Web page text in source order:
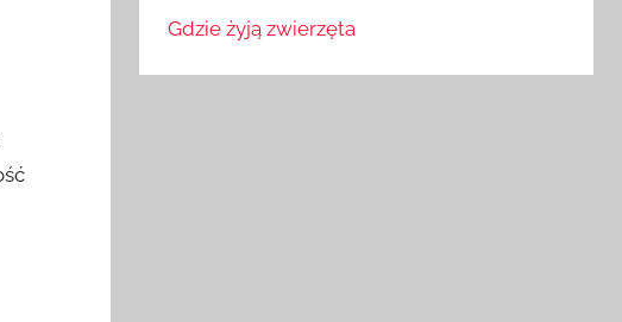
Gdzie żyją zwierzęta